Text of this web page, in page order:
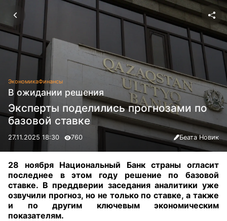
ЭкономикаФинансы
В ожидании решения
Эксперты поделились прогнозами по
базовой ставке
27.11.2025 18:30 760 Беата Новик
28 ноября Национальный Банк страны огласит
последнее в этом году решение по базовой
ставке. В преддверии заседания аналитики уже
озвучили прогноз, но не только по ставке, а также
и по другим ключевым экономическим
показателям.